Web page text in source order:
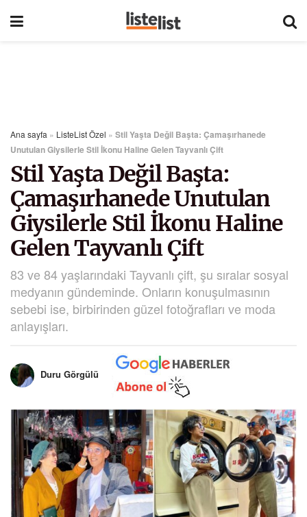
Ana sayfa » ListeList Özel » Stil Yaşta Değil Başta: Çamaşırhanede
Unutulan Giysilerle Stil İkonu Haline Gelen Tayvanlı Çift
Stil Yaşta Değil Başta:
Çamaşırhanede Unutulan
Giysilerle Stil İkonu Haline
Gelen Tayvanlı Çift
83 ve 84 yaşlarındaki Tayvanlı çift, şu sıralar sosyal
medyanın gündeminde. Onların konuşulmasının
sebebi ise, birbirinden güzel fotoğrafları ve moda
anlayışları.
Duru Görgülü